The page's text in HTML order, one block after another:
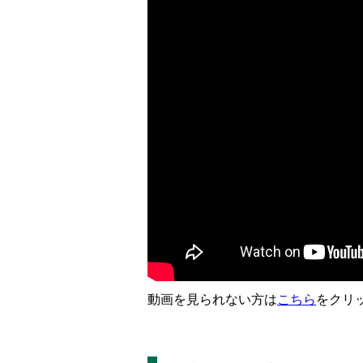
動画を見られない方はこちら をクリ